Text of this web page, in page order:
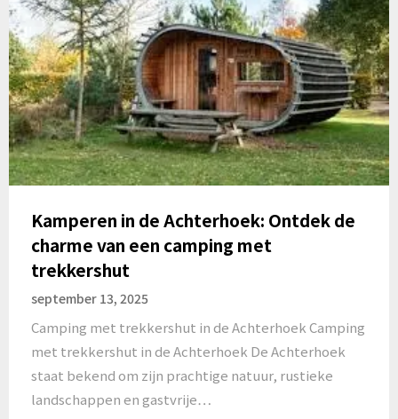
Kamperen in de Achterhoek: Ontdek de
charme van een camping met
trekkershut
september 13, 2025
Camping met trekkershut in de Achterhoek Camping
met trekkershut in de Achterhoek De Achterhoek
staat bekend om zijn prachtige natuur, rustieke
landschappen en gastvrije…